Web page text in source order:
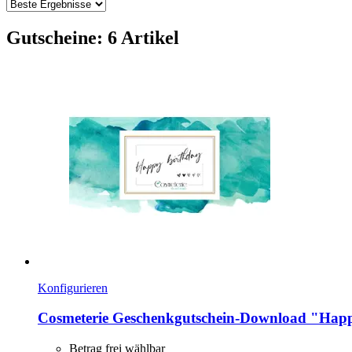
Gutscheine: 6 Artikel
Konfigurieren
Cosmeterie Geschenkgutschein-​Download
Betrag frei wählbar